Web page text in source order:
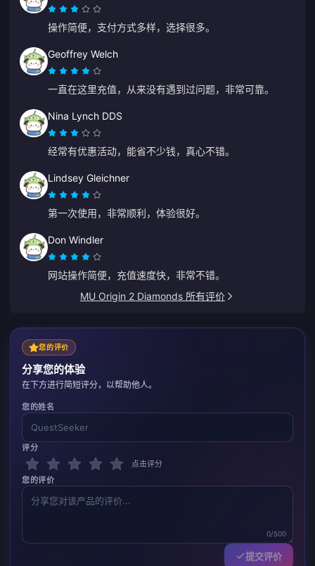
操作简便，支付方式多样，选择很多。
Geoffrey Welch
一直在这里充值，从来没有遇到过问题，非常可靠。
Nina Lynch DDS
经常有优惠活动，能省不少钱，真心不错。
Lindsey Gleichner
第一次使用，非常顺利，体验很好。
Don Windler
网站操作简便，充值速度快，非常不错。
MU Origin 2 Diamonds 所有评价
您的评价
分享您的体验
在下方进行简短评分，以帮助他人。
您的姓名
评分
点击评分
您的评价
0/500
提交评价